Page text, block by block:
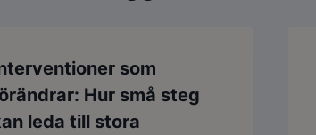
som
Hur små steg
leda till stora